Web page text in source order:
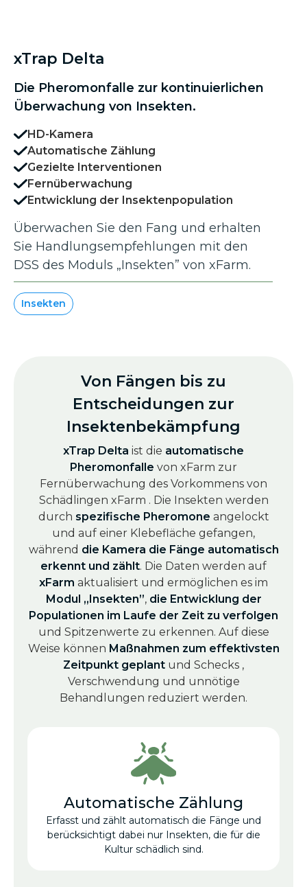
xTrap Delta
Die Pheromonfalle zur kontinuierlichen
Überwachung von Insekten.
HD-Kamera
Automatische Zählung
Gezielte Interventionen
Fernüberwachung
Entwicklung der Insektenpopulation
Überwachen Sie den Fang und erhalten
Sie Handlungsempfehlungen mit den
DSS des Moduls „Insekten” von xFarm.
Insekten
Von Fängen bis zu
Entscheidungen zur
Insektenbekämpfung
xTrap Delta ist die automatische
Pheromonfalle von xFarm zur
Fernüberwachung des Vorkommens von
Schädlingen xFarm . Die Insekten werden
durch spezifische Pheromone angelockt
und auf einer Klebefläche gefangen,
während die Kamera die Fänge automatisch
erkennt und zählt. Die Daten werden auf
xFarm aktualisiert und ermöglichen es im
Modul „Insekten”, die Entwicklung der
Populationen im Laufe der Zeit zu verfolgen
und Spitzenwerte zu erkennen. Auf diese
Weise können Maßnahmen zum effektivsten
Zeitpunkt geplant und Schecks ,
Verschwendung und unnötige
Behandlungen reduziert werden.
Automatische Zählung
Erfasst und zählt automatisch die Fänge und
berücksichtigt dabei nur Insekten, die für die
Kultur schädlich sind.